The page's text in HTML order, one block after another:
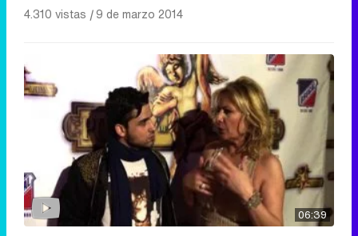
4.310 vistas |9 de marzo 2014
06:39